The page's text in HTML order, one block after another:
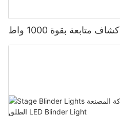
كشاف متابعة بقوة 1000 واط